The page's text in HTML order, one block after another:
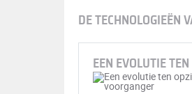
DE TECHNOLOGIEËN
EEN EVOLUTIE